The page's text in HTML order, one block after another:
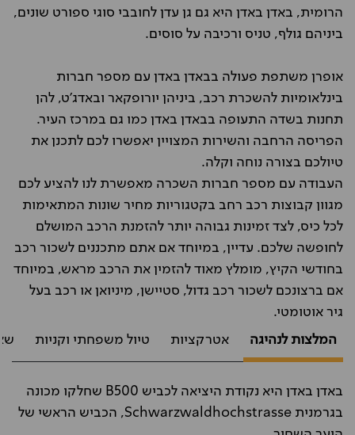
הרומית, באדן באדן היא גם גן עדן לחובבי סוגי ספורט שונים,
ביניהם גולף, טניס ורכיבה על סוסים.
אופרן משתפת פעולה בבאדן באדן עם מספר חברות
בינלאומיות להשכרת רכב, ביניהן יורופקאר ובאדג'ט, להן
תחנות בשדה התעופה בבאדן באדן כמו גם במרכז העיר.
הפריסה הרחבה והשירות המצויין יאפשרו לכם לתכנן את
טיולכם בצורה נוחה וקלה.
העבודה עם מספר חברות השכרה מאפשרת לנו להציע לכם
מגוון קבוצות רכב רחב בקטגוריות מחיר שונות המתאימות
לכל כיס, לצד זמינות גבוהה יותר להזמנת הרכב המושלם
לחופשה שלכם. עדיין, במיוחד אם אתם מתכננים לשכור רכב
בחודשי הקיץ, מומלץ מאוד להזמין את הרכב מראש, במיוחד
אם ברצונכם לשכור רכב גדול, סטיישן, מיניואן או רכב בעל
גיר אוטומטי.
המלצות לנהיגה
אטרקציות טיול משפחתי וקניות
באדן באדן היא נקודת היציאה לכביש B500 שחלקו מכונה
בגרמנית Schwarzwaldhochstrasse, הכביש הראשי של